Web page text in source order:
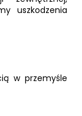
uszkodzenia
w przemyśle